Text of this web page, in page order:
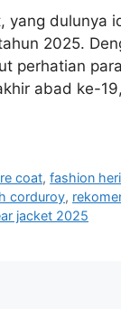
dulunya
2025.
perhatian
abad ke-
coat,fashion
corduroy,
jacket 2025